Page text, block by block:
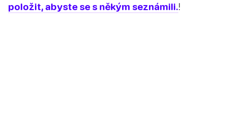
položit, abyste se s někým seznámili.!